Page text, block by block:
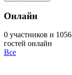
Онлайн
0 участников и 1056
гостей онлайн
Все